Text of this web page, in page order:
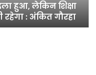
हुआ, लेकिन शिक्षा
रहेगा : अंकित गौरहा